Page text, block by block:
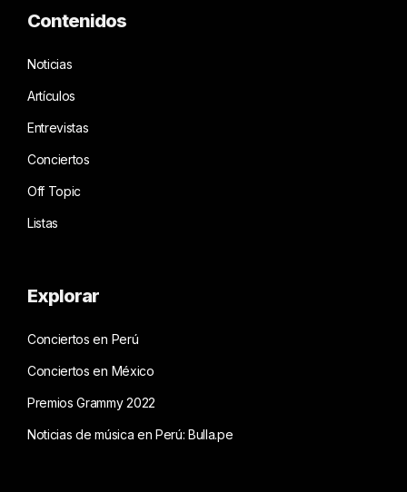
Contenidos
Noticias
Artículos
Entrevistas
Conciertos
Off Topic
Listas
Explorar
Conciertos en Perú
Conciertos en México
Premios Grammy 2022
Noticias de música en Perú: Bulla.pe